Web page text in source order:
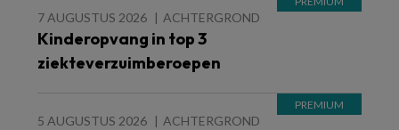
7 AUGUSTUS 2026 ACHTERGROND
Kinderopvang in top 3
ziekteverzuimberoepen
5 AUGUSTUS 2026 ACHTERGROND